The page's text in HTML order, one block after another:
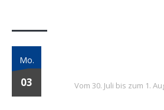
Mo.
03 Vom 30. Juli bis zum 1.